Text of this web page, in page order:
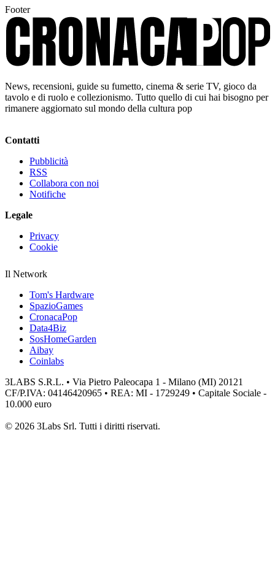
Footer
News, recensioni, guide su fumetto, cinema & serie TV, gioco da
tavolo e di ruolo e collezionismo. Tutto quello di cui hai bisogno per
rimanere aggiornato sul mondo della cultura pop
Contatti
Pubblicità
RSS
Collabora con noi
Notifiche
Legale
Privacy
Cookie
Il Network
Tom's Hardware
SpazioGames
CronacaPop
Data4Biz
SosHomeGarden
Aibay
Coinlabs
3LABS S.R.L. • Via Pietro Paleocapa 1 - Milano (MI) 20121
CF/P.IVA: 04146420965 • REA: MI - 1729249 • Capitale Sociale -
10.000 euro
© 2026 3Labs Srl. Tutti i diritti riservati.